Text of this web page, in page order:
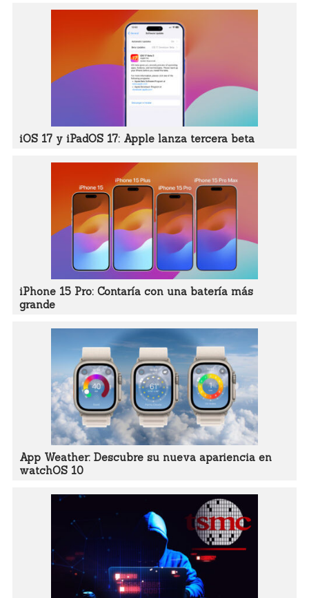
iOS 17 y iPadOS 17: Apple lanza tercera beta
iPhone 15 Pro: Contaría con una batería más
grande
App Weather: Descubre su nueva apariencia en
watchOS 10